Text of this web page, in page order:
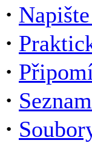
·
·
·
·
·